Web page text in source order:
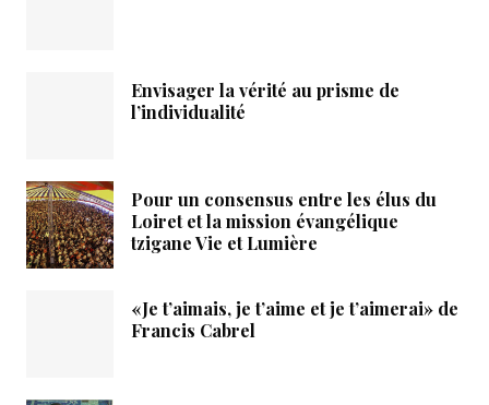
Envisager la vérité au prisme de
l’individualité
Pour un consensus entre les élus du
Loiret et la mission évangélique
tzigane Vie et Lumière
«Je t’aimais, je t’aime et je t’aimerai» de
Francis Cabrel